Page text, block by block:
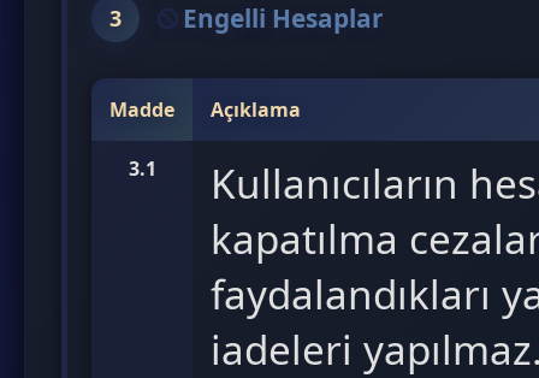
3 Engelli Hesaplar
Madde Açıklama
3.1
Kullanıcıların
kapatılma
faydalandıkları
iadeleri